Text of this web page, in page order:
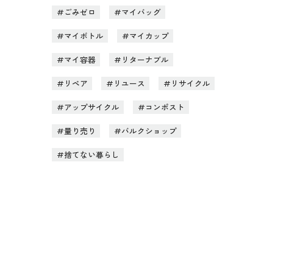
ごみゼロ マイバッグ
マイボトル マイカップ
マイ容器 リターナブル
リペア リユース リサイクル
アップサイクル コンポスト
量り売り バルクショップ
捨てない暮らし